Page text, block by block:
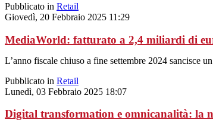
Pubblicato in Retail
Giovedì, 20 Febbraio 2025 11:29
MediaWorld: fatturato a 2,4 miliardi di
L’anno fiscale chiuso a fine settembre 2024 sancisce
Pubblicato in Retail
Lunedì, 03 Febbraio 2025 18:07
Digital transformation e omnicanalità: la